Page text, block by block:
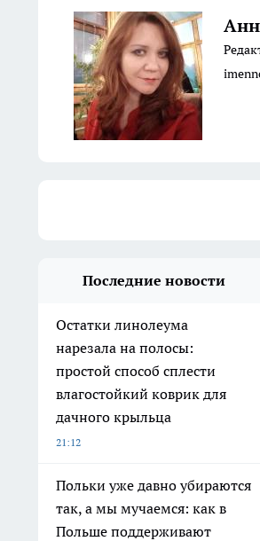
Последние новости
Остатки линолеума
нарезала на полосы:
простой способ сплести
влагостойкий коврик для
дачного крыльца
21:12
Польки уже давно убираются
так, а мы мучаемся: как в
Польше поддерживают